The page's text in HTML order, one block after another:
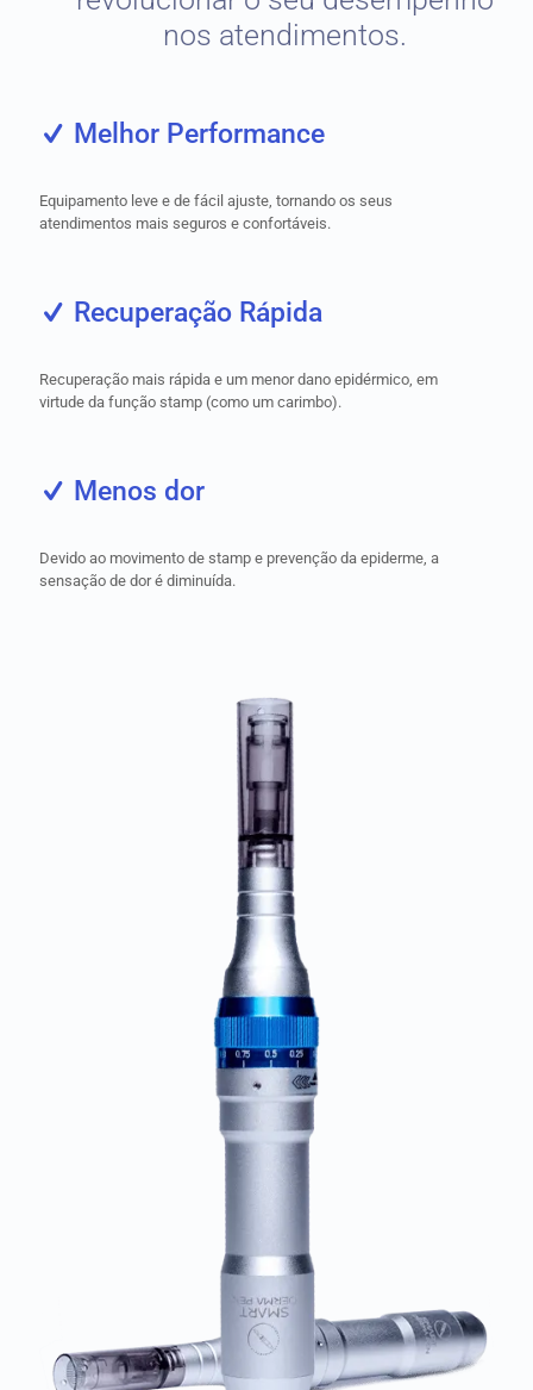
nos atendimentos.
Melhor Performance
Equipamento leve e de fácil ajuste, tornando os seus
atendimentos mais seguros e confortáveis.
Recuperação Rápida
Recuperação mais rápida e um menor dano epidérmico, em
virtude da função stamp (como um carimbo).
Menos dor
Devido ao movimento de stamp e prevenção da epiderme, a
sensação de dor é diminuída.